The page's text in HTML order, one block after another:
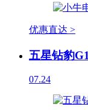
优惠直达 >
五星钻豹
07.24